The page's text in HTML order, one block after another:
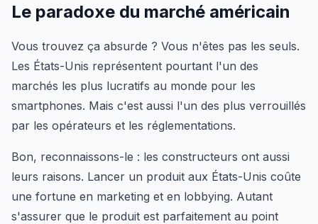
Le paradoxe du marché américain
Vous trouvez ça absurde ? Vous n'êtes pas les seuls.
Les États-Unis représentent pourtant l'un des
marchés les plus lucratifs au monde pour les
smartphones. Mais c'est aussi l'un des plus verrouillés
par les opérateurs et les réglementations.
Bon, reconnaissons-le : les constructeurs ont aussi
leurs raisons. Lancer un produit aux États-Unis coûte
une fortune en marketing et en lobbying. Autant
s'assurer que le produit est parfaitement au point